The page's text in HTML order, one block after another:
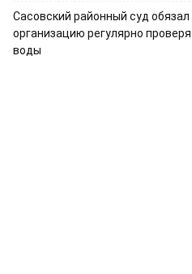
Сасовский районный суд
организацию регулярно
воды